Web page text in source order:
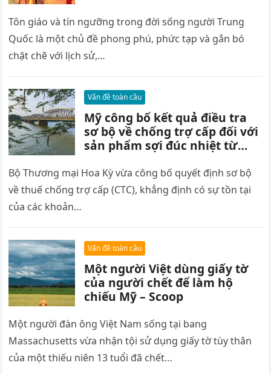
Tôn giáo và tín ngưỡng trong đời sống người Trung
Quốc là một chủ đề phong phú, phức tạp và gắn bó
chặt chẽ với lịch sử,…
Vấn đề toàn cầu
Mỹ công bố kết quả điều tra
sơ bộ về chống trợ cấp đối với
sản phẩm sợi đúc nhiệt từ
Bộ Thương mại Hoa Kỳ vừa công bố quyết định sơ bộ
về thuế chống trợ cấp (CTC), khẳng định có sự tồn tại
của các khoản…
Vấn đề toàn cầu
Một người Việt dùng giấy tờ
của người chết để làm hộ
chiếu Mỹ – Scoop
Một người đàn ông Việt Nam sống tại bang
Massachusetts vừa nhận tội sử dụng giấy tờ tùy thân
của một thiếu niên 13 tuổi đã chết…